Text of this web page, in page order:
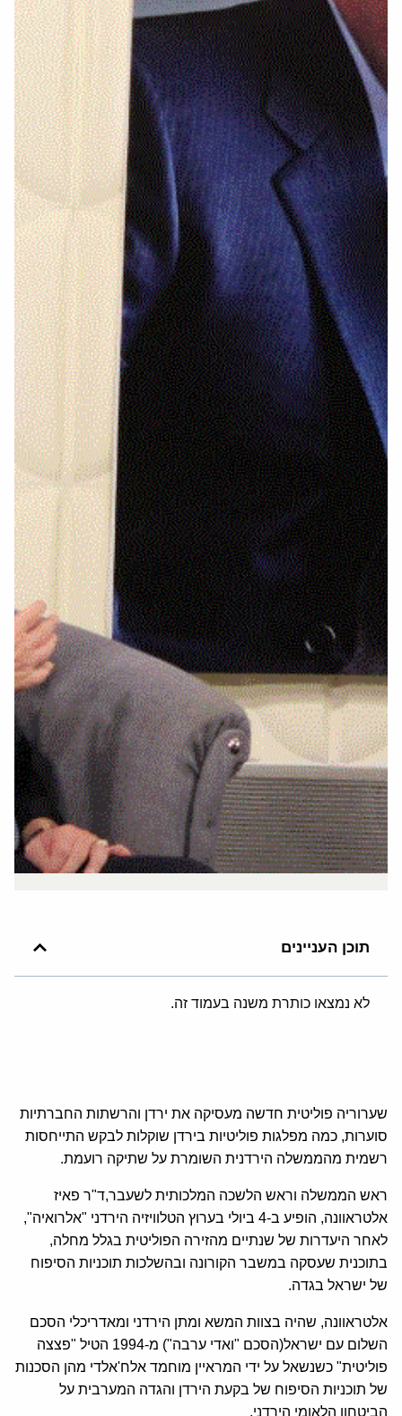
תוכן העניינים
לא נמצאו כותרת משנה בעמוד זה.
שערוריה פוליטית חדשה מעסיקה את ירדן והרשתות החברתיות
סוערות, כמה מפלגות פוליטיות בירדן שוקלות לבקש התייחסות
רשמית מהממשלה הירדנית השומרת על שתיקה רועמת.
ראש הממשלה וראש הלשכה המלכותית לשעבר,ד"ר פאיז
אלטראוונה, הופיע ב-4 ביולי בערוץ הטלוויזיה הירדני "אלרואיה",
לאחר היעדרות של שנתיים מהזירה הפוליטית בגלל מחלה,
בתוכנית שעסקה במשבר הקורונה ובהשלכות תוכניות הסיפוח
של ישראל בגדה.
אלטראוונה, שהיה בצוות המשא ומתן הירדני ומאדריכלי הסכם
השלום עם ישראל(הסכם "ואדי ערבה") מ-1994 הטיל "פצצה
פוליטית" כשנשאל על ידי המראיין מוחמד אלח'אלדי מהן הסכנות
של תוכניות הסיפוח של בקעת הירדן והגדה המערבית על
הביטחון הלאומי הירדני.